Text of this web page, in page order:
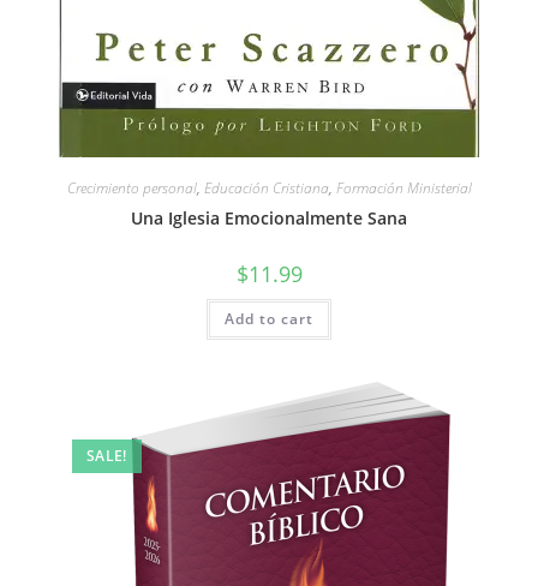
Crecimiento personal, Educación Cristiana, Formación Ministerial
Una Iglesia Emocionalmente Sana
$11.99
Add to cart
SALE!